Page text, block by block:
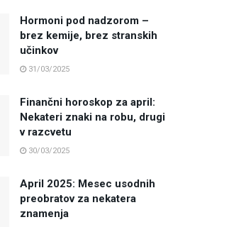
Hormoni pod nadzorom –
brez kemije, brez stranskih
učinkov
31/03/2025
Finančni horoskop za april:
Nekateri znaki na robu, drugi
v razcvetu
30/03/2025
April 2025: Mesec usodnih
preobratov za nekatera
znamenja